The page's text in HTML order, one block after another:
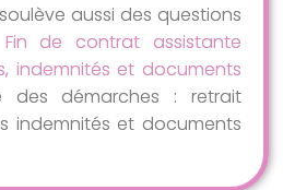
aussi des questions
Fin de contrat assistante
indemnités et documents
des démarches : retrait
indemnités et documents